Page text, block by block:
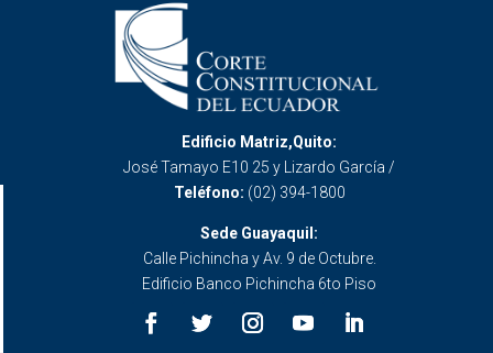
Edificio Matriz,Quito:
José Tamayo E10 25 y Lizardo García /
Teléfono: (02) 394-1800
Sede Guayaquil:
Calle Pichincha y Av. 9 de Octubre.
Edificio Banco Pichincha 6to Piso